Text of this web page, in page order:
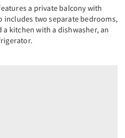
a private balcony with
includes two separate bedrooms,
kitchen with a dishwasher, an